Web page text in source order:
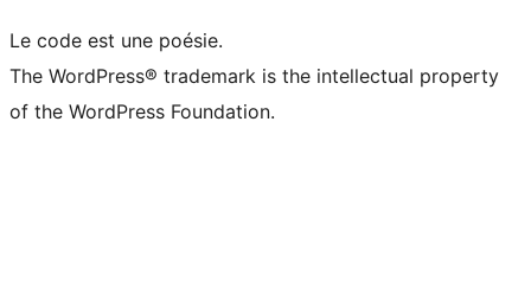
Le code est une poésie.
The WordPress® trademark is the intellectual property
of the WordPress Foundation.